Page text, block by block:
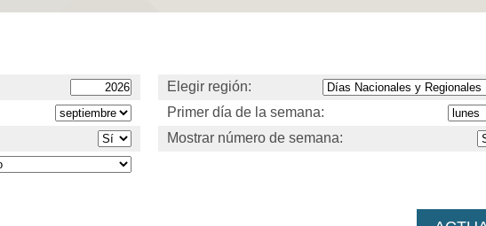
Elegir región:
Primer día de la semana:
Mostrar número de semana: